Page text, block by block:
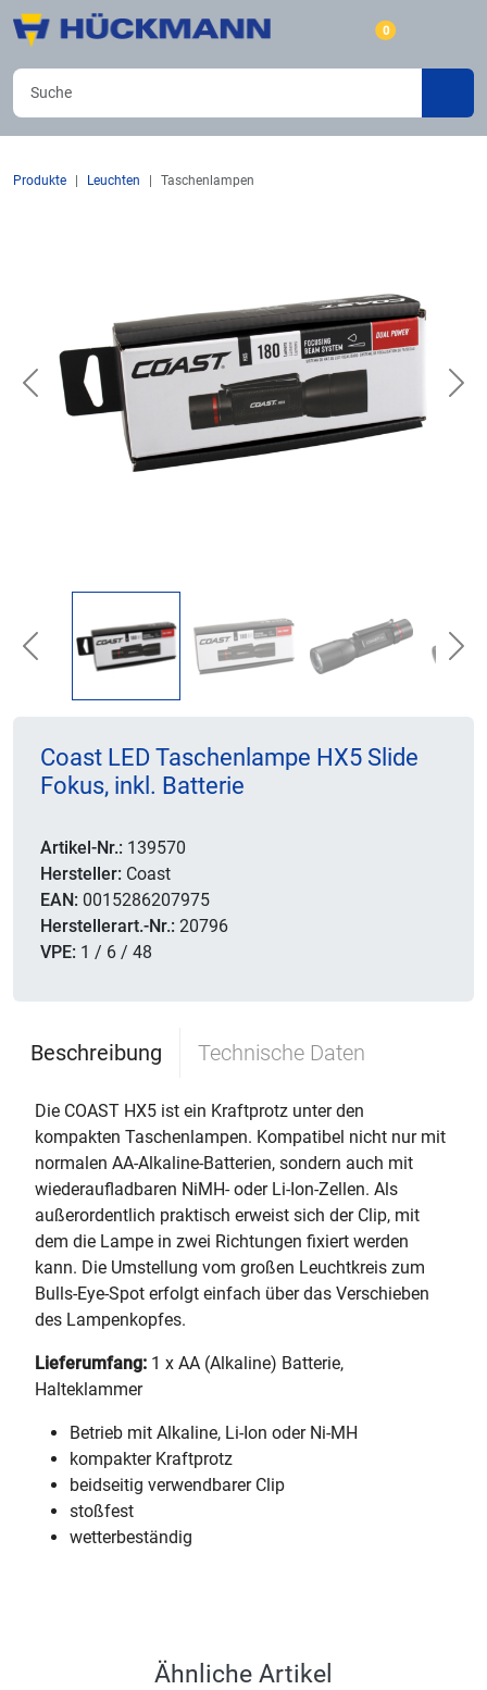
0
Produkte Leuchten Taschenlampen
Previous
Previous
Coast LED Taschenlampe HX5 Slide
Fokus, inkl. Batterie
Artikel-Nr.: 139570
Hersteller: Coast
EAN: 0015286207975
Herstellerart.-Nr.: 20796
VPE: 1 / 6 / 48
Beschreibung Technische Daten
Die COAST HX5 ist ein Kraftprotz unter den
kompakten Taschenlampen. Kompatibel nicht nur mit
normalen AA-Alkaline-Batterien, sondern auch mit
wiederaufladbaren NiMH- oder Li-Ion-Zellen. Als
außerordentlich praktisch erweist sich der Clip, mit
dem die Lampe in zwei Richtungen fixiert werden
kann. Die Umstellung vom großen Leuchtkreis zum
Bulls-Eye-Spot erfolgt einfach über das Verschieben
des Lampenkopfes.
Lieferumfang: 1 x AA (Alkaline) Batterie,
Halteklammer
Betrieb mit Alkaline, Li-Ion oder Ni-MH
kompakter Kraftprotz
beidseitig verwendbarer Clip
stoßfest
wetterbeständig
Ähnliche Artikel